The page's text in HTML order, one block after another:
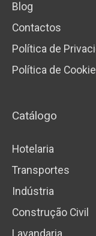
Blog
Contactos
Política de
Política de
Catálogo
Hotelaria
Transportes
Indústria
Construção Civil
Lavandaria